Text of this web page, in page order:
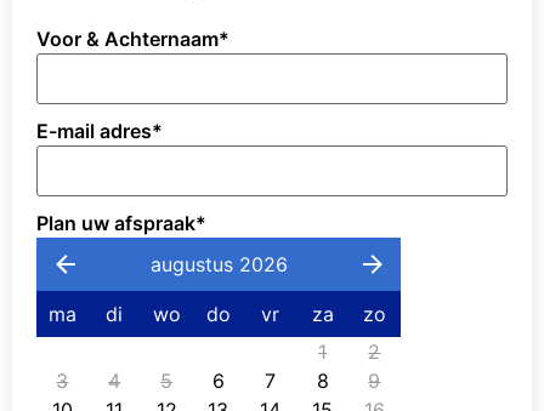
Voor & Achternaam*
E-mail adres*
Plan uw afspraak*
augustus 2026
ma di wo do vr za
zo
1
2
3
4 5 6 7 8
9